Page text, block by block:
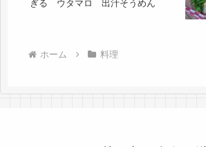
ぎる ウタマロ 出汁そうめん
ホーム 料理